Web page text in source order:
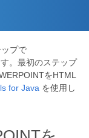
プで
。最初のステップ
をHTML
for Java を使用し